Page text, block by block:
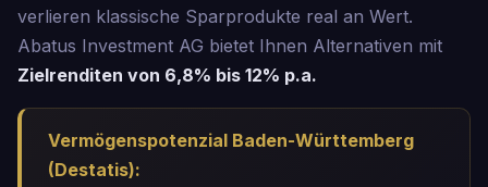
verlieren klassische Sparprodukte real an Wert.
Abatus Investment AG bietet Ihnen Alternativen mit
Zielrenditen von 6,8% bis 12% p.a.
Vermögenspotenzial Baden-Württemberg
(Destatis):